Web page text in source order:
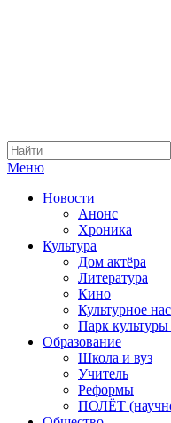
Меню
Новости
Анонс
Хроника
Культура
Дом актёра
Литература
Кино
Культурное
Парк
Образование
Школа и вуз
Учитель
Реформы
ПОЛЁТ